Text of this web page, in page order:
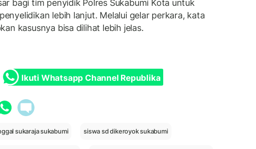
bagi tim penyidik Polres Sukabumi Kota untuk
lebih lanjut. Melalui gelar perkara, kata
kasusnya bisa dilihat lebih jelas.
Ikuti Whatsapp Channel Republika
sukaraja sukabumi siswa sd dikeroyok sukabumi